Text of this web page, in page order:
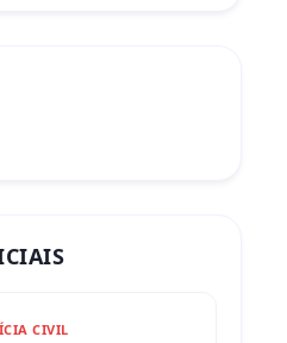
CIVIL